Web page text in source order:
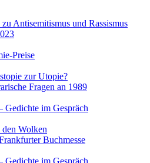
Antisemitismus und Rassismus
Preise
zur Utopie?
Fragen an 1989
Gedichte im Gespräch
den Wolken
Buchmesse
Gedichte im Gespräch